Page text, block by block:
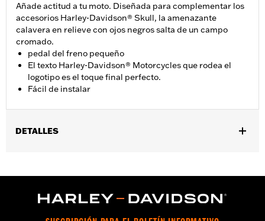
Añade actitud a tu moto. Diseñada para complementar los
accesorios Harley-Davidson® Skull, la amenazante
calavera en relieve con ojos negros salta de un campo
cromado.
pedal del freno pequeño
El texto Harley-Davidson® Motorcycles que rodea el
logotipo es el toque final perfecto.
Fácil de instalar
DETALLES
2017 con controles delanteros y modelos FX Softail 1984-2017
(excepto FXSTDSE).